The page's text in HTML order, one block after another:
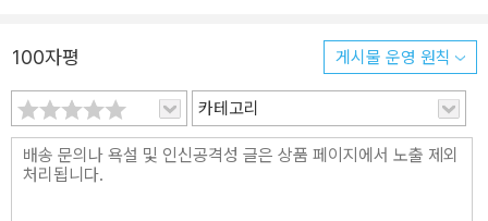
으로도』 해설, 332쪽)하다. 그러니 소설 속 인물들이 맺는 관계를 살
피는 일은 그들이 발 딛고 선 땅이 어떠한지 파악하는 일과 떨어뜨릴
수 없다. “솔기가 하나도 없는 완벽한 바느질이다. 인간관계란 무엇인
가란 질문의 독특한 대답”(평론가 정여울)이라는 평과 함께 이효석문
학상 최종심에 오른 「일 년」은 화자인 ‘지수’가 3년 차 사원이었을 때
100자평 게시물 운영 원칙
카테고리